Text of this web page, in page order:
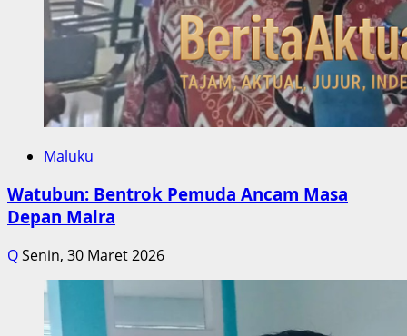
Maluku
Watubun: Bentrok Pemuda Ancam Masa
Depan Malra
QSenin, 30 Maret 2026